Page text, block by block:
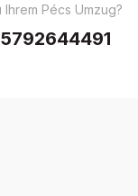
Pécs Umzug?